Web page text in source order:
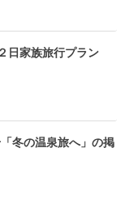
日家族旅行プラン
冬の温泉旅へ」の掲